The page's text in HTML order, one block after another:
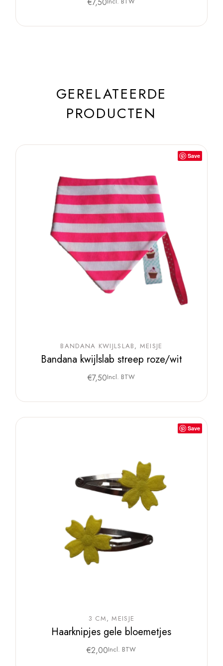
GERELATEERDE
PRODUCTEN
Save
BANDANA KWIJLSLAB MEISJE
Bandana kwijlslab streep roze/wit
€7,50Incl. BTW
Save
3 CM MEISJE
Haarknipjes gele bloemetjes
€2,00Incl. BTW